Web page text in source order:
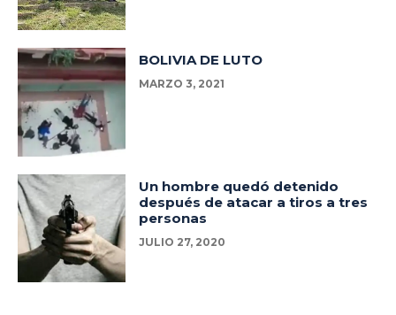
BOLIVIA DE LUTO
MARZO 3, 2021
Un hombre quedó detenido
después de atacar a tiros a tres
personas
JULIO 27, 2020